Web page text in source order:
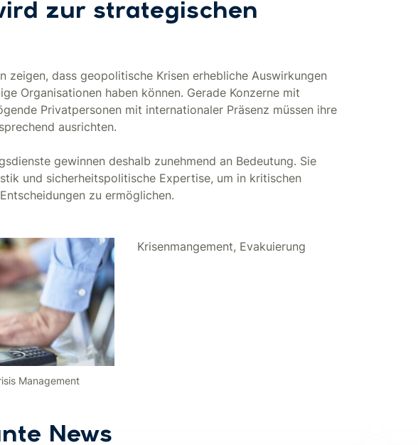
zur strategischen
zeigen, dass geopolitische Krisen erhebliche Auswirkungen
Organisationen haben können. Gerade Konzerne mit
Privatpersonen mit internationaler Präsenz müssen ihre
ausrichten.
gewinnen deshalb zunehmend an Bedeutung. Sie
und sicherheitspolitische Expertise, um in kritischen
zu ermöglichen.
Management
Krisenmangement, Evakuierung
News